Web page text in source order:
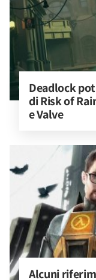
Deadlock
di Risk of
e Valve
Alcuni